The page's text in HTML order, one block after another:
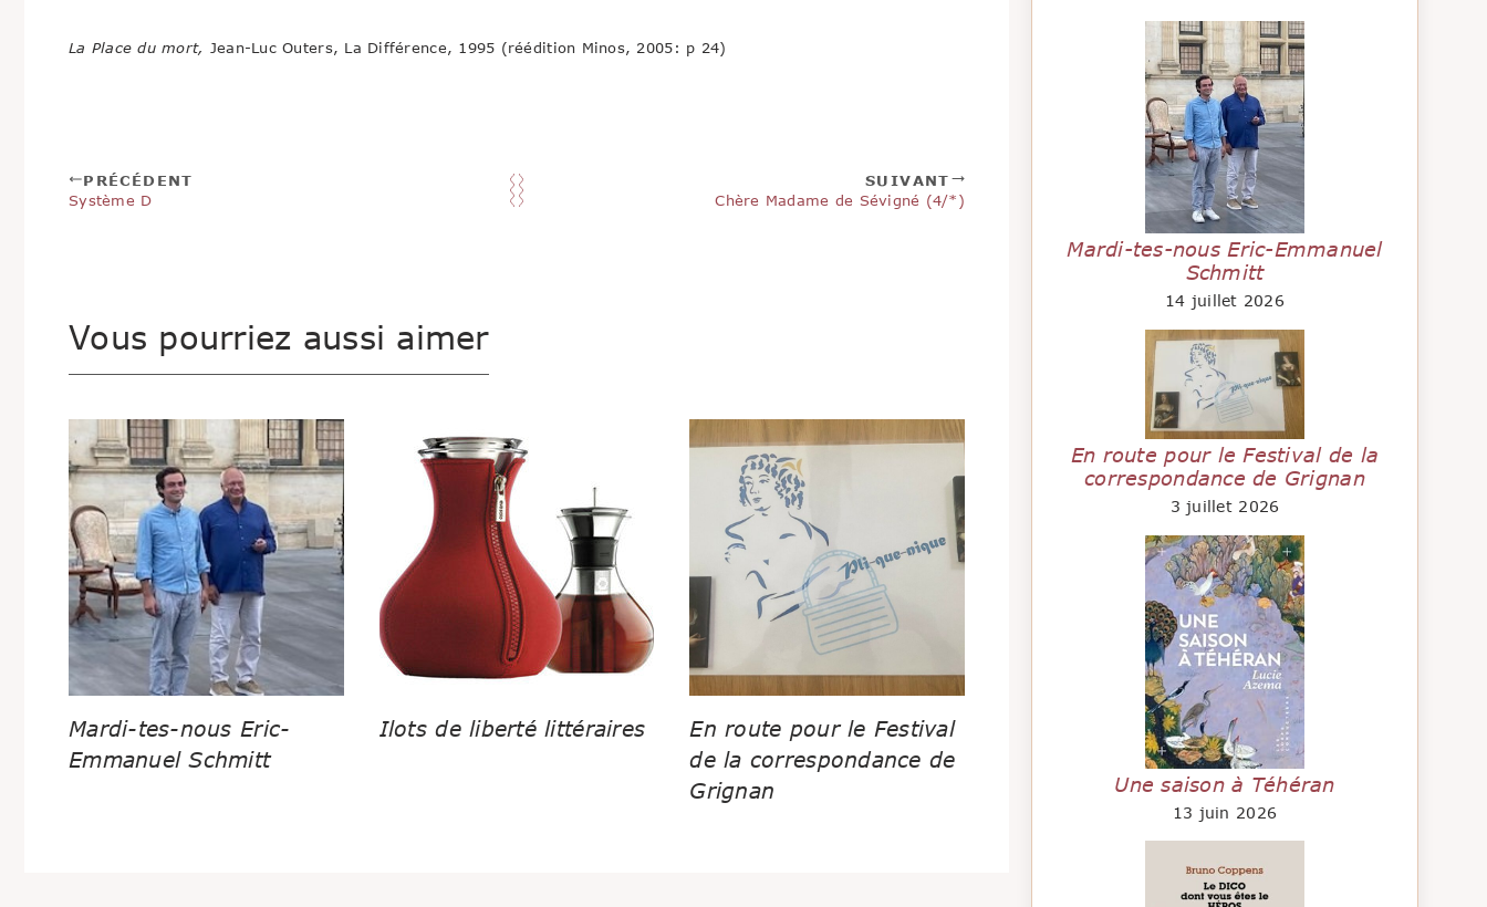
La Place du mort, Jean-Luc Outers, La Différence, 1995 (réédition Minos, 2005: p 24)
PRÉCÉDENT
Système D
SUIVANT
Chère Madame de Sévigné (4/*)
Vous pourriez aussi aimer
Mardi-tes-nous Eric-
Emmanuel Schmitt
Ilots de liberté littéraires
En route pour le Festival
de la correspondance de
Grignan
Mardi-tes-nous Eric-Emmanuel
Schmitt
14 juillet 2026
En route pour le Festival de la
correspondance de Grignan
3 juillet 2026
Une saison à Téhéran
13 juin 2026